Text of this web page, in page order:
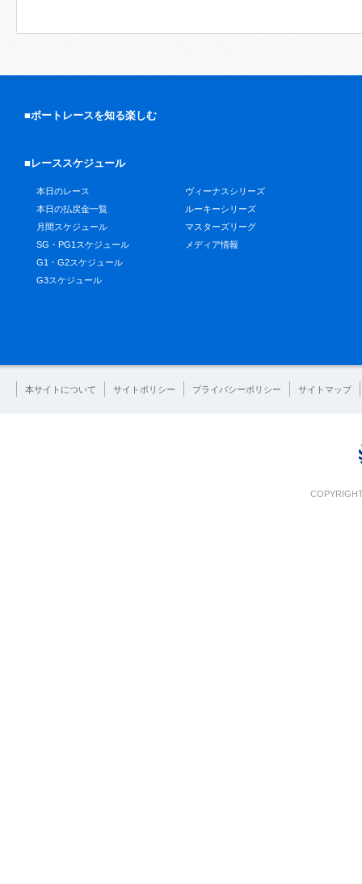
■ボートレースを知る楽しむ
■レーススケジュール
本日のレース
本日の払戻金一覧
月間スケジュール
SG・PG1スケジュール
G1・G2スケジュール
G3スケジュール
ヴィーナスシリーズ
ルーキーシリーズ
マスターズリーグ
メディア情報
本サイトについて サイトポリシー プライバシーポリシー サイトマップ